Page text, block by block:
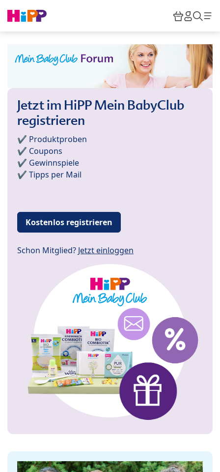
HiPP
Jetzt im HiPP Mein BabyClub
registrieren
✔️ Produktproben
✔️ Coupons
✔️ Gewinnspiele
✔️ Tipps per Mail
Kostenlos registrieren
Schon Mitglied? Jetzt einloggen